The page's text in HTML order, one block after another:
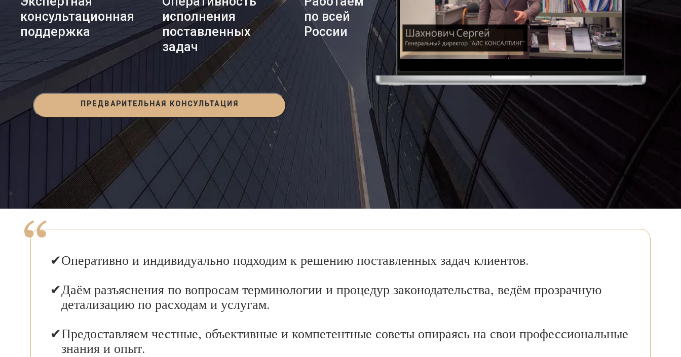
консультационная
поддержка
исполнения
поставленных
задач
по всей
России
ПРЕДВАРИТЕЛЬНАЯ КОНСУЛЬТАЦИЯ
Оперативно и индивидуально подходим к решению поставленных задач клиентов.
Даём разъяснения по вопросам терминологии и процедур законодательства, ведём прозрачную
детализацию по расходам и услугам.
Предоставляем честные, объективные и компетентные советы опираясь на свои профессиональные
знания и опыт.